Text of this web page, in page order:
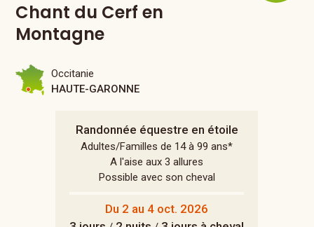
Chant du Cerf en
Montagne
Randonnée équestre en étoile
Adultes/Familles de 14 à 99 ans*
A l'aise aux 3 allures
Possible avec son cheval
Du 2 au 4 oct. 2026
Occitanie
HAUTE-GARONNE